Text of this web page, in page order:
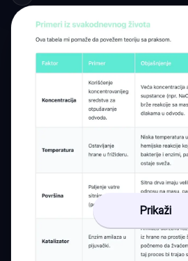
Prikaži